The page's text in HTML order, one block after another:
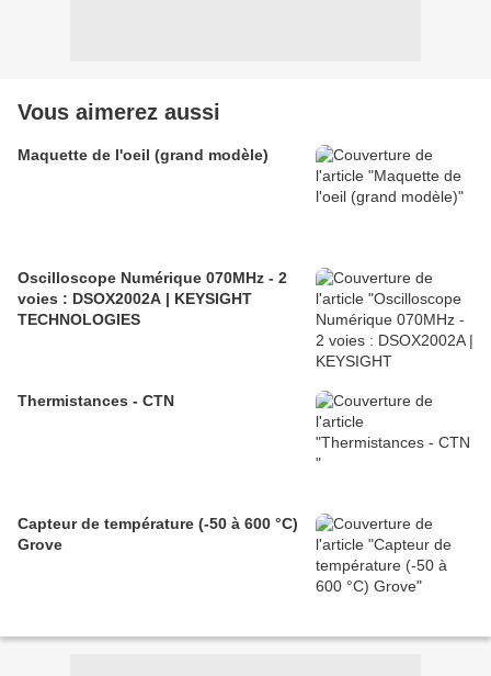
Vous aimerez aussi
Maquette de l'oeil (grand modèle)
Oscilloscope Numérique 070MHz - 2
voies : DSOX2002A | KEYSIGHT
TECHNOLOGIES
Thermistances - CTN
Capteur de température (-50 à 600 °C)
Grove